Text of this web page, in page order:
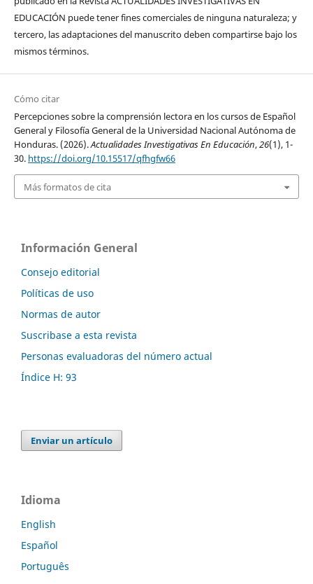
EDUCACIÓN puede tener fines comerciales de ninguna naturaleza; y
tercero, las adaptaciones del manuscrito deben compartirse bajo los
mismos términos.
Cómo citar
Percepciones sobre la comprensión lectora en los cursos de Español
General y Filosofía General de la Universidad Nacional Autónoma de
Honduras. (2026).Actualidades Investigativas En Educación,26(1), 1-
30. https://doi.org/10.15517/qfhgfw66
Más formatos de cita
Información General
Consejo editorial
Políticas de uso
Normas de autor
Suscribase a esta revista
Personas evaluadoras del número actual
Índice H: 93
Enviar un artículo
Idioma
English
Español
Português